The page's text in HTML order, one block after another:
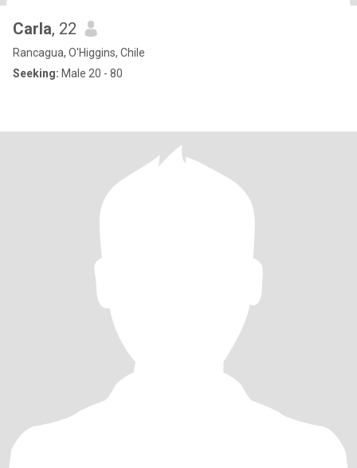
Carla, 22
Rancagua, O'Higgins, Chile
Seeking: Male 20 - 80